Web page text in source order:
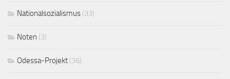
Nationalsozialismus (33)
Noten (3)
Odessa-Projekt (36)